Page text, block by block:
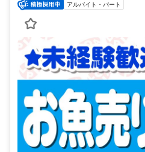
アルバイト・パート